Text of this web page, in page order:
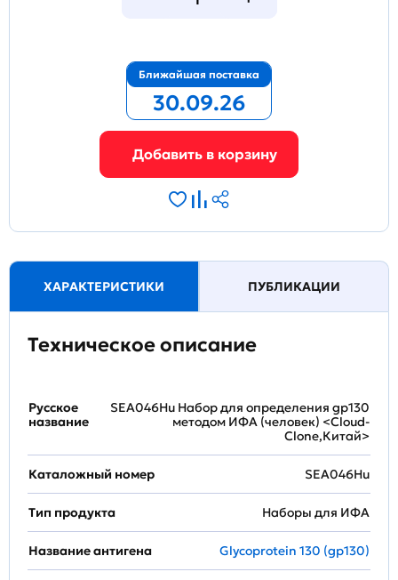
Ближайшая поставка
30.09.26
ХАРАКТЕРИСТИКИ ПУБЛИКАЦИИ
Техническое описание
Русское
название
SEA046Hu Набор для определения gp130
методом ИФА (человек) <Cloud-
Clone,Китай>
Каталожный номер SEA046Hu
Тип продукта Наборы для ИФА
Название антигена Glycoprotein 130 (gp130)